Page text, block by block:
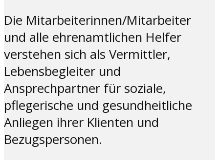
Die Mitarbeiterinnen/Mitarbeiter
und alle ehrenamtlichen Helfer
verstehen sich als Vermittler,
Lebensbegleiter und
Ansprechpartner für soziale,
pflegerische und gesundheitliche
Anliegen ihrer Klienten und
Bezugspersonen.